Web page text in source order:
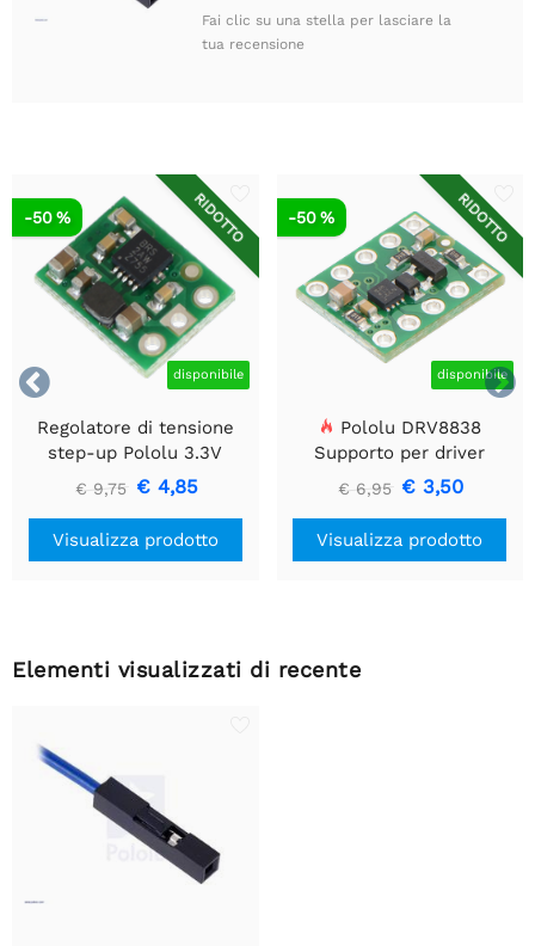
Fai clic su una stella per lasciare la
tua recensione


RIDOTTO
disponibile
-50 %
Regolatore di tensione
step-up Pololu 3.3V
U1V10F3
€ 9,75 € 4,85
Visualizza prodotto
RIDOTTO
disponibile
-50 %
Pololu DRV8838
Supporto per driver
motore CC a spazzola
singola
€ 6,95 € 3,50
Visualizza prodotto
Elementi visualizzati di recente